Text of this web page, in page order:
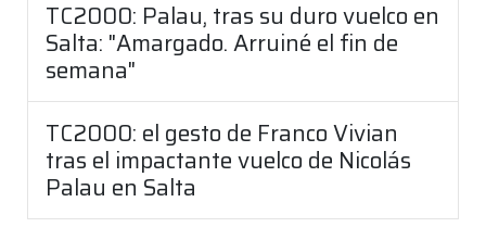
TC2000: Palau, tras su duro vuelco en
Salta: "Amargado. Arruiné el fin de
semana"
TC2000: el gesto de Franco Vivian
tras el impactante vuelco de Nicolás
Palau en Salta